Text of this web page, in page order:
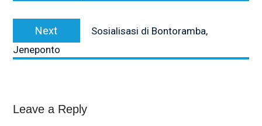
Next
Next
post:
Sosialisasi di Bontoramba,
Jeneponto
Leave a Reply